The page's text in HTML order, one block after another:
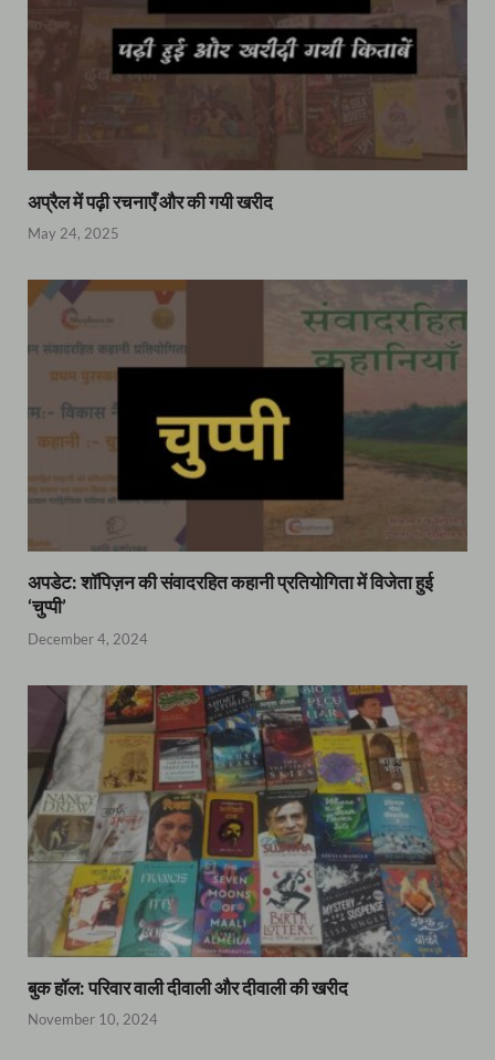
अप्रैल में पढ़ी रचनाएँ और की गयी खरीद
May 24, 2025
अपडेट: शॉपिज़न की संवादरहित कहानी प्रतियोगिता में विजेता हुई
‘चुप्पी’
December 4, 2024
बुक हॉल: परिवार वाली दीवाली और दीवाली की खरीद
November 10, 2024